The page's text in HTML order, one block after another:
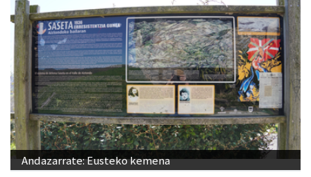
Andazarrate: Eusteko kemena